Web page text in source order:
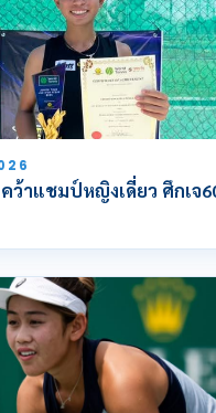
ว้าแชมป์หญิงเดี่ยว ศึกเจ